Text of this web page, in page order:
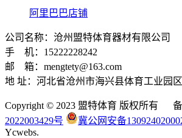
阿里巴巴店铺
公司名称：沧州盟特体育器材有限公司
手 机：15222228242
邮 箱：mengtety@163.com
地 址：河北省沧州市海兴县体育工业园区
Copyright © 2023 盟特体育 版权所有 备
2022003429号
冀公网安备
Ycwebs.